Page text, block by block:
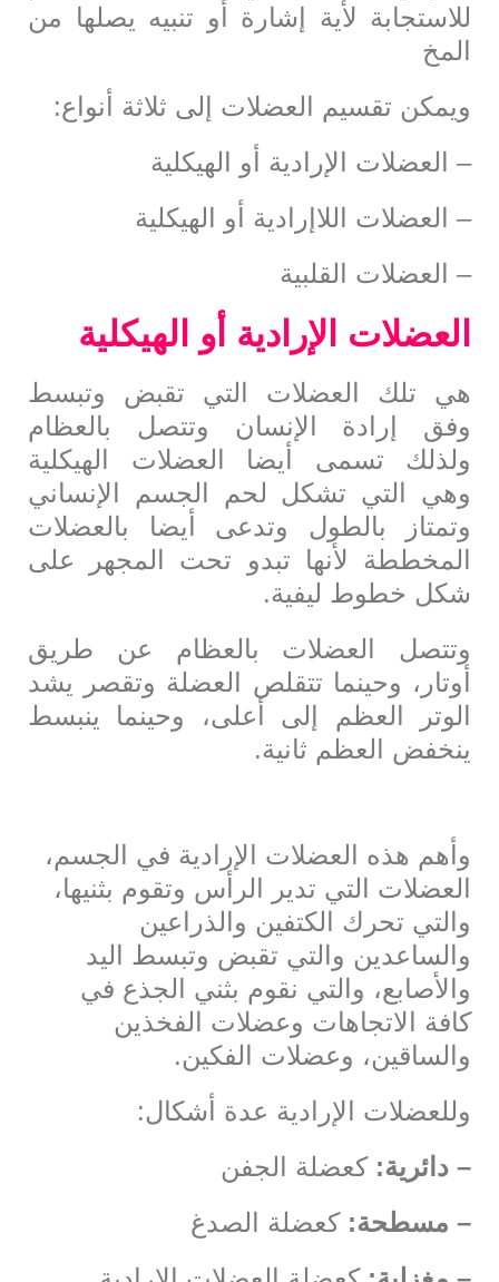
للاستجابة لأية إشارة أو تنبيه يصلها من
المخ
ويمكن تقسيم العضلات إلى ثلاثة أنواع:
– العضلات الإرادية أو الهيكلية
– العضلات اللاإرادية أو الهيكلية
– العضلات القلبية
العضلات الإرادية أو الهيكلية
هي تلك العضلات التي تقبض وتبسط
وفق إرادة الإنسان وتتصل بالعظام
ولذلك تسمى أيضا العضلات الهيكلية
وهي التي تشكل لحم الجسم الإنساني
وتمتاز بالطول وتدعى أيضا بالعضلات
المخططة لأنها تبدو تحت المجهر على
شكل خطوط ليفية.
وتتصل العضلات بالعظام عن طريق
أوتار، وحينما تتقلص العضلة وتقصر يشد
الوتر العظم إلى أعلى، وحينما ينبسط
ينخفض العظم ثانية.
وأهم هذه العضلات الإرادية في الجسم،
العضلات التي تدير الرأس وتقوم بثنيها،
والتي تحرك الكتفين والذراعين
والساعدين والتي تقبض وتبسط اليد
والأصابع، والتي نقوم بثني الجذع في
كافة الاتجاهات وعضلات الفخذين
والساقين، وعضلات الفكين.
وللعضلات الإرادية عدة أشكال:
– دائرية:كعضلة الجفن
– مسطحة: كعضلة الصدغ